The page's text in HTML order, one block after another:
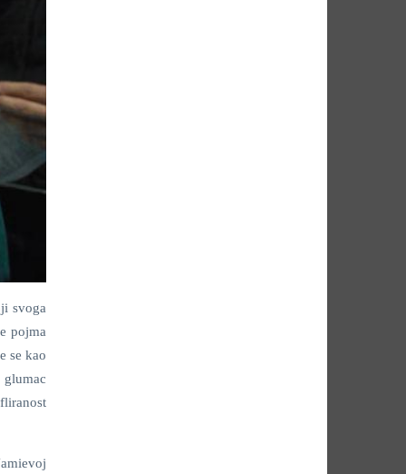
svoga
pojma
se kao